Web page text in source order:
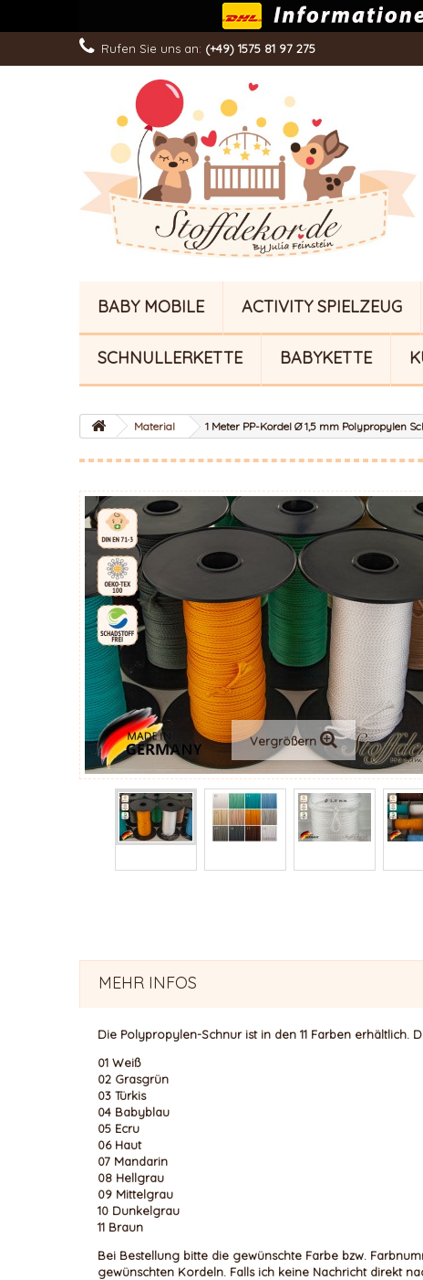
Rufen Sie uns an: (+49) 1575 81 97 275
BABY MOBILE ACTIVITY SPIELZEUG
SCHNULLERKETTE BABYKETTE
Material 1 Meter PP-Kordel Ø 1,5 mm Polypropylen
Vergrößern
MEHR INFOS
Die Polypropylen-Schnur ist in den 11 Farben erhältlich.
01 Weiß
02 Grasgrün
03 Türkis
04 Babyblau
05 Ecru
06 Haut
07 Mandarin
08 Hellgrau
09 Mittelgrau
10 Dunkelgrau
11 Braun
Bei Bestellung bitte die gewünschte Farbe bzw.
gewünschten Kordeln. Falls ich keine Nachricht direkt